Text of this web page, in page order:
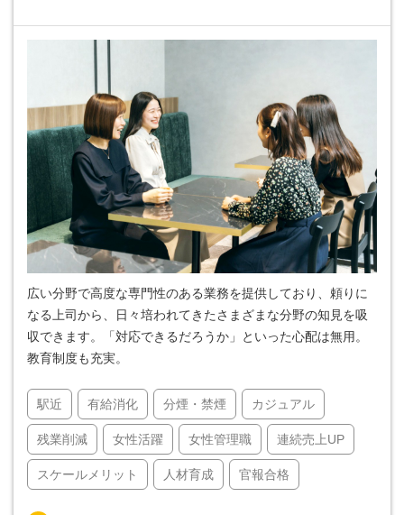
広い分野で高度な専門性のある業務を提供しており、頼りに
なる上司から、日々培われてきたさまざまな分野の知見を吸
収できます。「対応できるだろうか」といった心配は無用。
教育制度も充実。
駅近 有給消化 分煙・禁煙 カジュアル
残業削減 女性活躍 女性管理職 連続売上UP
スケールメリット 人材育成 官報合格